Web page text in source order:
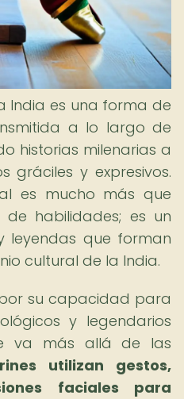
India es una forma de
a lo largo de
historias milenarias a
gráciles y expresivos.
es mucho más que
de habilidades; es un
leyendas que forman
cultural de la India.
su capacidad para
y legendarios
va más allá de las
utilizan gestos,
faciales para